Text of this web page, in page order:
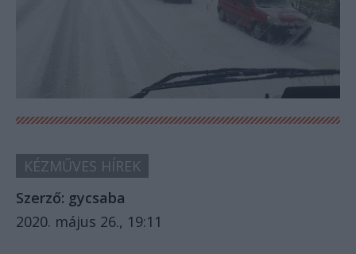
KÉZMŰVES HÍREK
Szerző: gycsaba
2020. május 26., 19:11